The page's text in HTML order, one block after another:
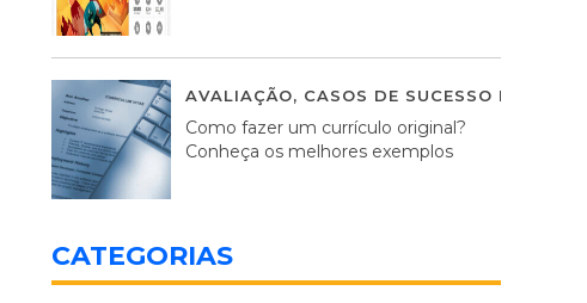
AVALIAÇÃO, CASOS DE SUCESSO DE
Como fazer um currículo original?
Conheça os melhores exemplos
CATEGORIAS